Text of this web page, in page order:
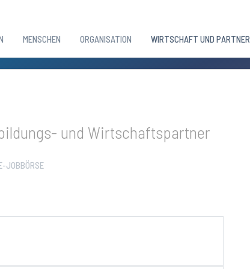
MENSCHEN ORGANISATION WIRTSCHAFT UND PARTNER
und Wirtschaftspartner
JOBBÖRSE